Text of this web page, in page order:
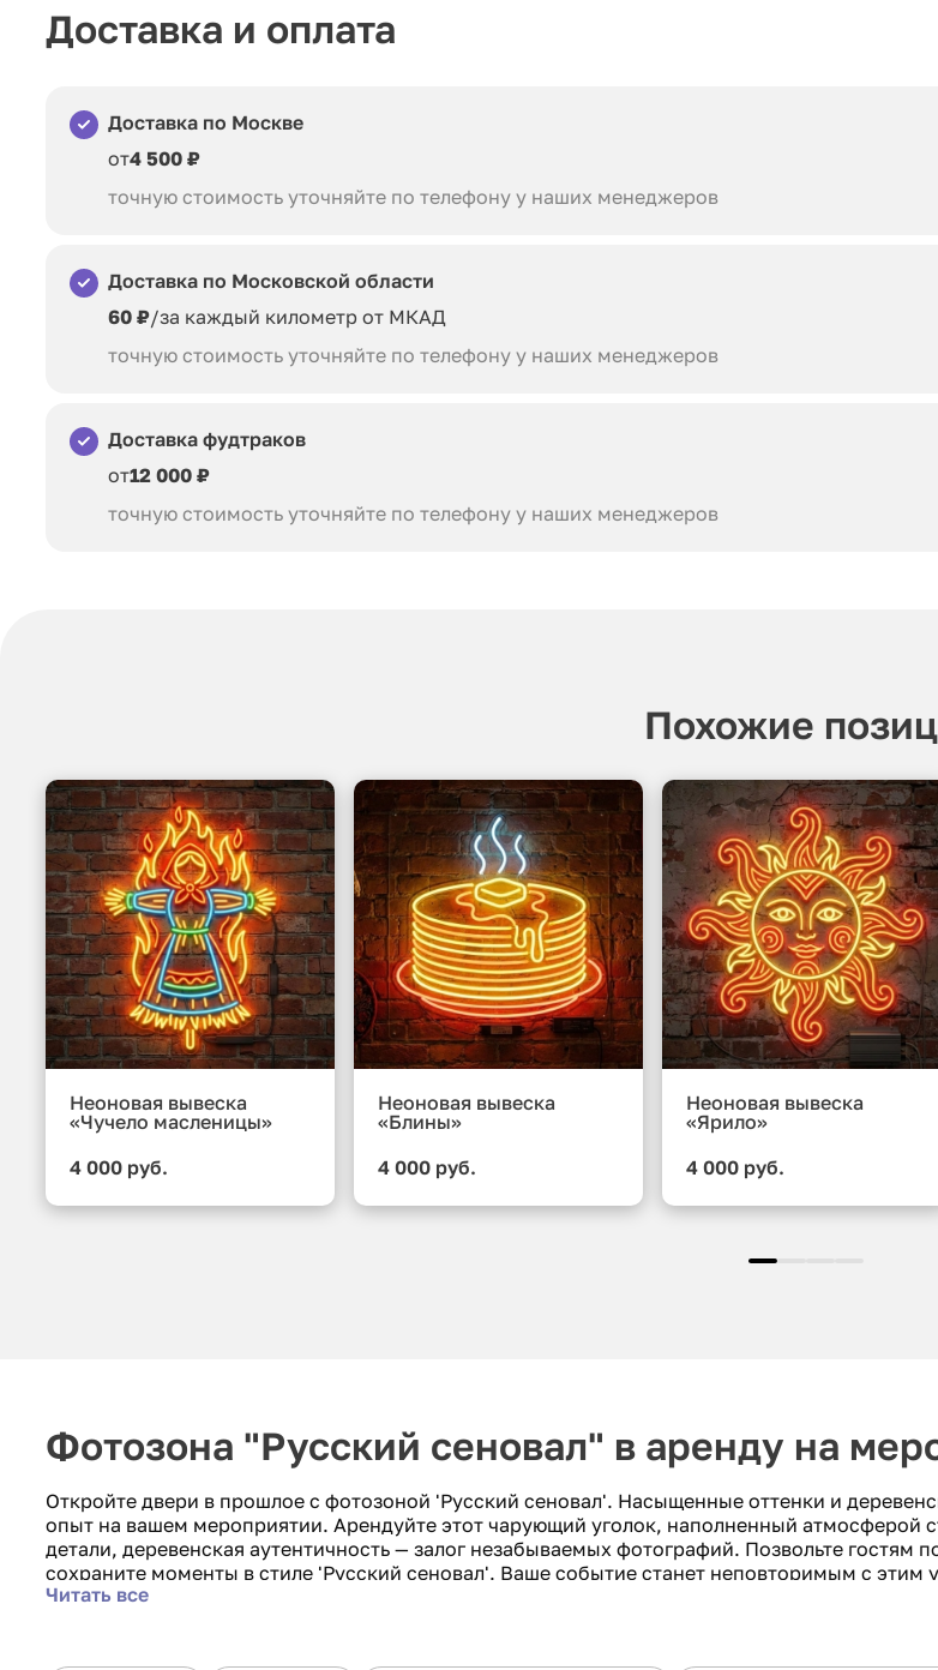
Доставка и оплата
Доставка по Москве
от4 500 ₽
точную стоимость уточняйте по телефону у наших менеджеров
Доставка по Московской области
60 ₽/за каждый километр от МКАД
точную стоимость уточняйте по телефону у наших менеджеров
Доставка фудтраков
от12 000 ₽
точную стоимость уточняйте по телефону у наших менеджеров
Похожие
Неоновая вывеска
«Чучело масленицы»
4 000 руб.
Неоновая вывеска
«Блины»
4 000 руб.
Неоновая вывеска
«Ярило»
4 000 руб.
Фотозона "Русский сеновал" в аренду на
Откройте двери в прошлое с фотозоной 'Русский сеновал'. Насыщенные оттенки и
опыт на вашем мероприятии. Арендуйте этот чарующий уголок, наполненный атмосферой
детали, деревенская аутентичность — залог незабываемых фотографий. Позвольте гостям
сохраните моменты в стиле 'Русский сеновал'. Ваше событие станет неповторимым с
путеводителем в русскую историю и традиции!
Читать все